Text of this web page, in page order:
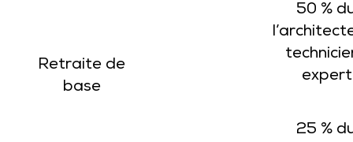
Retraite de
base
50 %
25 %